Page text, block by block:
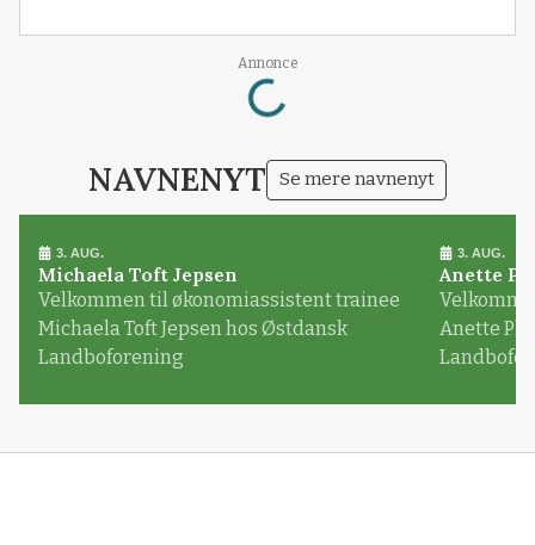
Annonce
Loading...
NAVNENYT Se mere navnenyt
3. AUG.
Michaela Toft Jepsen
Velkommen til økonomiassistent trainee
Michaela Toft Jepsen hos Østdansk
Landboforening
3. AUG.
Anette
Anette